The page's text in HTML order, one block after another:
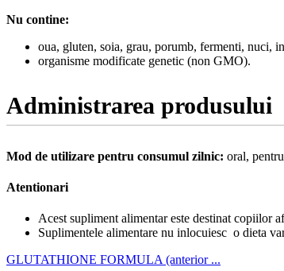
Nu contine:
oua, gluten, soia, grau, porumb, fermenti, nuci,
organisme modificate genetic (non GMO).
Administrarea produsului
Mod de utilizare pentru consumul zilnic: oral,
Atentionari
Acest supliment alimentar este destinat copiilor
Suplimentele alimentare nu inlocuiesc o dieta
GLUTATHIONE FORMULA (anterior ...